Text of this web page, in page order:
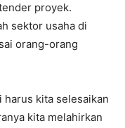
proyek.
sektor usaha di
orang-orang
harus kita selesaikan
kita melahirkan